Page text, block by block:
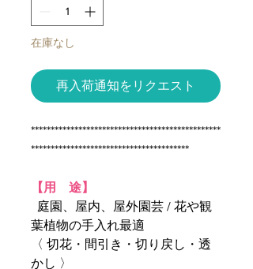
在庫なし
再入荷通知をリクエスト
************************************************
****************************************
【用 途】
庭園、屋内、屋外園芸 / 花や観
葉植物の手入れ最適
〈 切花・間引き・切り戻し・透
かし 〉